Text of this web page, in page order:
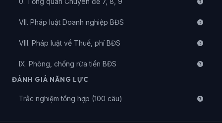
VII. Pháp luật Doanh nghiệp BĐS
VIII. Pháp luật về Thuế, phí BĐS
IX. Phòng, chống rửa tiền BĐS
ĐÁNH GIÁ NĂNG LỰC
Trắc nghiệm tổng hợp (100 câu)